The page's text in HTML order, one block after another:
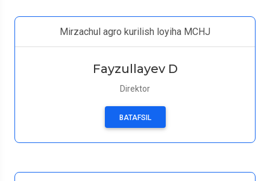
Mirzachul agro kurilish loyiha MCHJ
Fayzullayev D
Direktor
BATAFSIL